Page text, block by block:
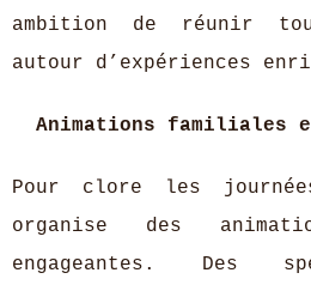
ambition de réunir
autour d’expériences
Animations familiales
Pour clore les
organise des
engageantes. Des